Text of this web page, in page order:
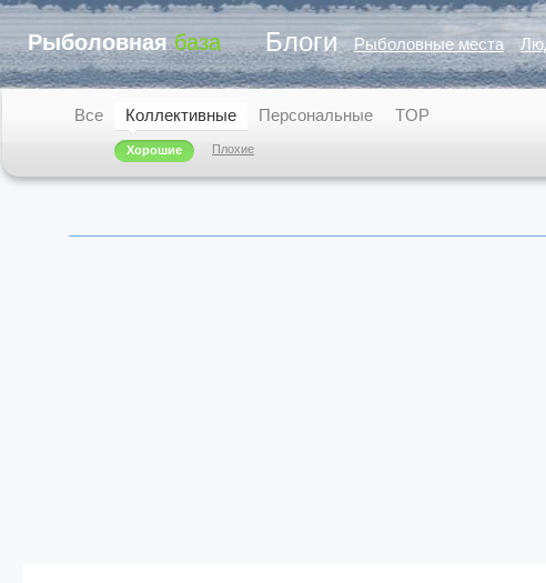
Рыболовнаябаза Блоги Рыболовные места
Все Коллективные
Хорошие Плохие
Персональные TOP